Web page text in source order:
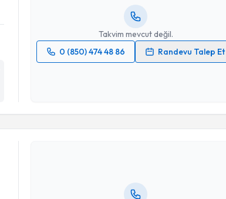
Takvim mevcut değil.
0 (850) 474 48 86
Randevu Talep Et
Takvim Talebini Gönder
Randevu Takvimi Talebi
Op. Dr. Çağhan Baytekin